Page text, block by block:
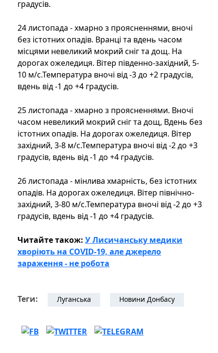
градусів.
24 листопада - хмарно з проясненнями, вночі
без істотних опадів. Вранці та вдень часом
місцями невеликий мокрий сніг та дощ. На
дорогах ожеледиця. Вітер південно-західний, 5-
10 м/с.Температура вночі від -3 до +2 градусів,
вдень від -1 до +4 градусів.
25 листопада - хмарно з проясненнями. Вночі
часом невеликий мокрий сніг та дощ, Вдень без
істотних опадів. На дорогах ожеледиця. Вітер
західний, 3-8 м/с.Температура вночі від -2 до +3
градусів, вдень від -1 до +4 градусів.
26 листопада - мінлива хмарність, без істотних
опадів. На дорогах ожеледиця. Вітер північно-
західний, 3-80 м/с.Температура вночі від -2 до +3
градусів, вдень від -1 до +4 градусів.
Читайте також: У Лисичанську медики
хворіють на COVID-19, але джерело
зараження - не робота
Теги: Луганська Новини Донбасу